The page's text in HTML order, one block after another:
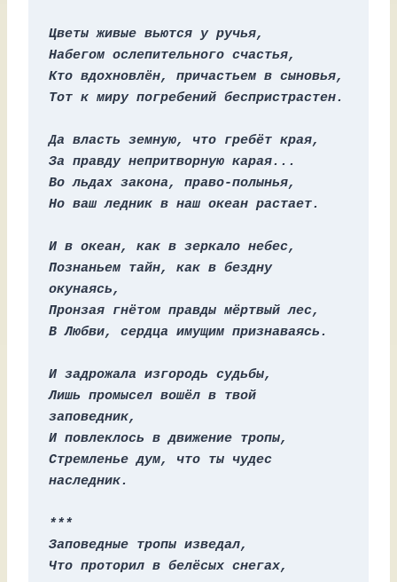
Цветы живые вьются у ручья,
Набегом ослепительного счастья,
Кто вдохновлён, причастьем в сыновья,
Тот к миру погребений беспристрастен.
Да власть земную, что гребёт края,
За правду непритворную карая...
Во льдах закона, право-полынья,
Но ваш ледник в наш океан растает.
И в океан, как в зеркало небес,
Познаньем тайн, как в бездну
окунаясь,
Пронзая гнётом правды мёртвый лес,
В Любви, сердца имущим признаваясь.
И задрожала изгородь судьбы,
Лишь промысел вошёл в твой
заповедник,
И повлеклось в движение тропы,
Стремленье дум, что ты чудес
наследник.
***
Заповедные тропы изведал,
Что проторил в белёсых снегах,